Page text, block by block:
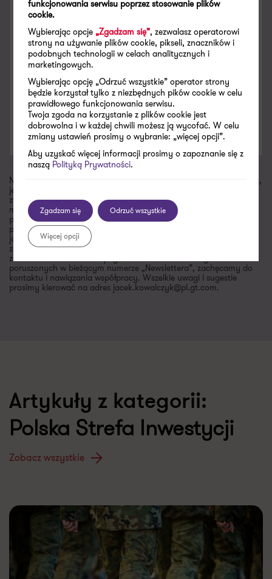
Zobacz dane kontaktowe
patryk.kanigowski@pl.gt.com
+48 885 887 282
LinkedIn
SPECJALIZACJE
Doradztwo podatkowe
Niniejsza publikacja została sporządzona z najwyższą starannością,
jednak niektóre informacje zostały podane w formie skróconej. W
związku z tym artykuły i komentarze zawarte w „Newsletterze”
mają charakter poglądowy, a zawarte w nich informacje nie
powinny zastąpić szczegółowej analizy zagadnienia. Wobec
powyższego Grant Thornton nie ponosi odpowiedzialności za
jakiekolwiek straty powstałe w wyniku czynności podjętych lub
zaniechanych na podstawie niniejszej publikacji. Jeżeli są Państwo
zainteresowani dokładniejszym omówieniem niektórych kwestii
poruszonych w bieżącym numerze „Newslettera”, zachęcamy do
kontaktu i nawiązania współpracy. Wszelkie uwagi i sugestie
prosimy kierować na adres jacek.kowalczyk@pl.gt.com.
Artykuły z kategorii:
Polska Strefa Inwestycji
Zobacz wszystkie
funkcjonowania serwisu poprzez stosowanie plików
cookie.
Wybierając opcje„Zgadzam się”, zezwalasz operatorowi
strony na używanie plików cookie, pikseli, znaczników i
podobnych technologii w celach analitycznych i
marketingowych.
Wybierając opcję „Odrzuć wszystkie” operator strony
będzie korzystał tylko z niezbędnych pików cookie w celu
prawidłowego funkcjonowania serwisu.
Twoja zgoda na korzystanie z plików cookie jest
dobrowolna i w każdej chwili możesz ją wycofać. W celu
zmiany ustawień prosimy o wybranie: „więcej opcji”.
Aby uzyskać więcej informacji prosimy o zapoznanie się z
naszą Polityką Prywatności.
Zgadzam się Odrzuć wszystkie
Więcej opcji